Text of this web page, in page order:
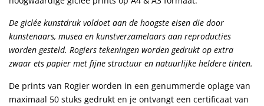
De giclée kunstdruk voldoet aan de hoogste eisen die door
kunstenaars, musea en kunstverzamelaars aan reproducties
worden gesteld. Rogiers tekeningen worden gedrukt op extra
zwaar ets papier met fijne structuur en natuurlijke heldere tinten.
De prints van Rogier worden in een genummerde oplage van
maximaal 50 stuks gedrukt en je ontvangt een certificaat van